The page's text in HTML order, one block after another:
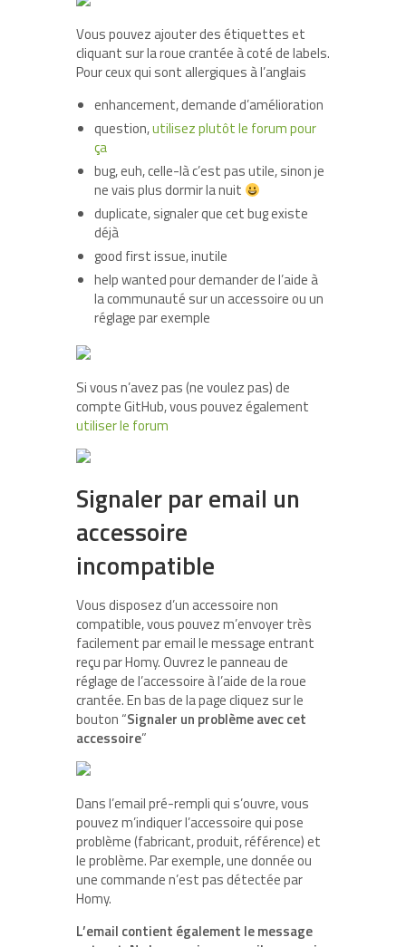
Vous pouvez ajouter des étiquettes et
cliquant sur la roue crantée à coté de labels.
Pour ceux qui sont allergiques à l’anglais
enhancement, demande d’amélioration
question,utilisez plutôt le forum pour
ça
bug, euh, celle-là c’est pas utile, sinon je
ne vais plus dormir la nuit
duplicate, signaler que cet bug existe
déjà
good first issue, inutile
help wanted pour demander de l’aide à
la communauté sur un accessoire ou un
réglage par exemple
Si vous n’avez pas (ne voulez pas) de
compte GitHub, vous pouvez également
utiliser le forum
Signaler par email un
accessoire
incompatible
Vous disposez d’un accessoire non
compatible, vous pouvez m’envoyer très
facilement par email le message entrant
reçu par Homy. Ouvrez le panneau de
réglage de l’accessoire à l’aide de la roue
crantée. En bas de la page cliquez sur le
bouton “Signaler un problème avec cet
accessoire”
Dans l’email pré-rempli qui s’ouvre, vous
pouvez m’indiquer l’accessoire qui pose
problème (fabricant, produit, référence) et
le problème. Par exemple, une donnée ou
une commande n’est pas détectée par
Homy.
L’email contient également le message